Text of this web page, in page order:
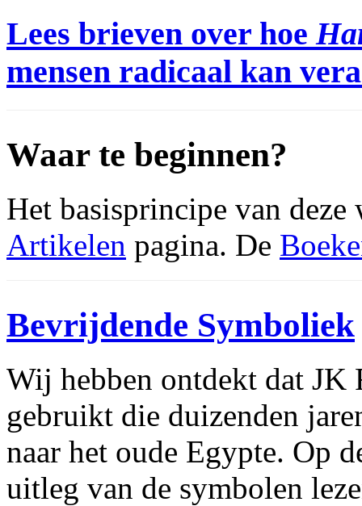
Lees brieven over hoe
mensen radicaal kan
Waar te beginnen?
Het basisprincipe van
Artikelen pagina. De
Bevrijdende Symboliek
Wij hebben ontdekt dat
gebruikt die duizenden
naar het oude Egypte. Op
uitleg van de symbolen